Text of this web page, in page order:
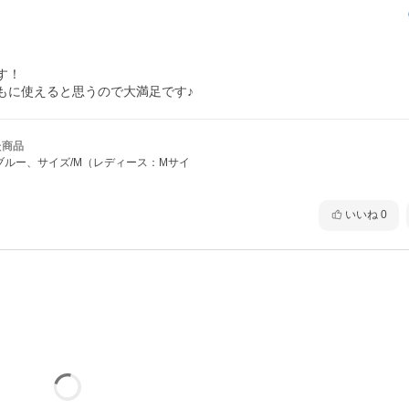
！
に使えると思うので大満足です♪
品
ルー、サイズ/M（レディース：Mサイ
いいね 0